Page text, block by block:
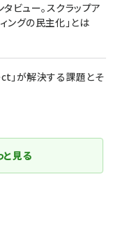
ュー。スクラップア
ングの民主化」とは
」が解決する課題とそ
見る